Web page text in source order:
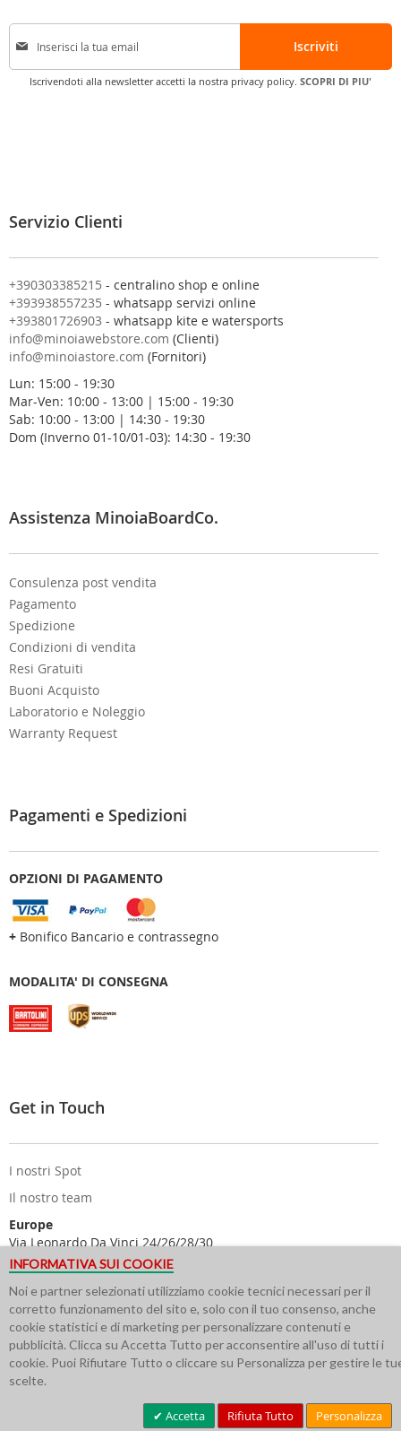
I
c
l
n
o
s
t
r
a
e
w
s
l
e
:
Iscriviti
Iscrivendoti alla newsletter accetti la nostra privacy policy. SCOPRI DI PIU'
Servizio Clienti
+390303385215 - centralino shop e online
+393938557235 - whatsapp servizi online
+393801726903 - whatsapp kite e watersports
info@minoiawebstore.com (Clienti)
info@minoiastore.com (Fornitori)
Lun: 15:00 - 19:30
Mar-Ven: 10:00 - 13:00 | 15:00 - 19:30
Sab: 10:00 - 13:00 | 14:30 - 19:30
Dom (Inverno 01-10/01-03): 14:30 - 19:30
Assistenza MinoiaBoardCo.
Consulenza post vendita
Pagamento
Spedizione
Condizioni di vendita
Resi Gratuiti
Buoni Acquisto
Laboratorio e Noleggio
Warranty Request
Pagamenti e Spedizioni
OPZIONI DI PAGAMENTO
+ Bonifico Bancario e contrassegno
MODALITA' DI CONSEGNA
Get in Touch
I nostri Spot
Il nostro team
Europe
Via Leonardo Da Vinci 24/26/28/30
25122 Brescia - Italy
USA
616 Corporate Way Suite 2
#4217 Valley Cottage NY 10989
INFORMATIVA SUI COOKIE
Noi e partner selezionati utilizziamo cookie tecnici necessari per il
corretto funzionamento del sito e, solo con il tuo consenso, anche
cookie statistici e di marketing per personalizzare contenuti e
pubblicità. Clicca su Accetta Tutto per acconsentire all'uso di tutti i
cookie. Puoi Rifiutare Tutto o cliccare su Personalizza per gestire le
scelte.
Accetta Rifiuta Tutto Personalizza
© Minoia Board Co. P.IVA 03314720172-BS-357306